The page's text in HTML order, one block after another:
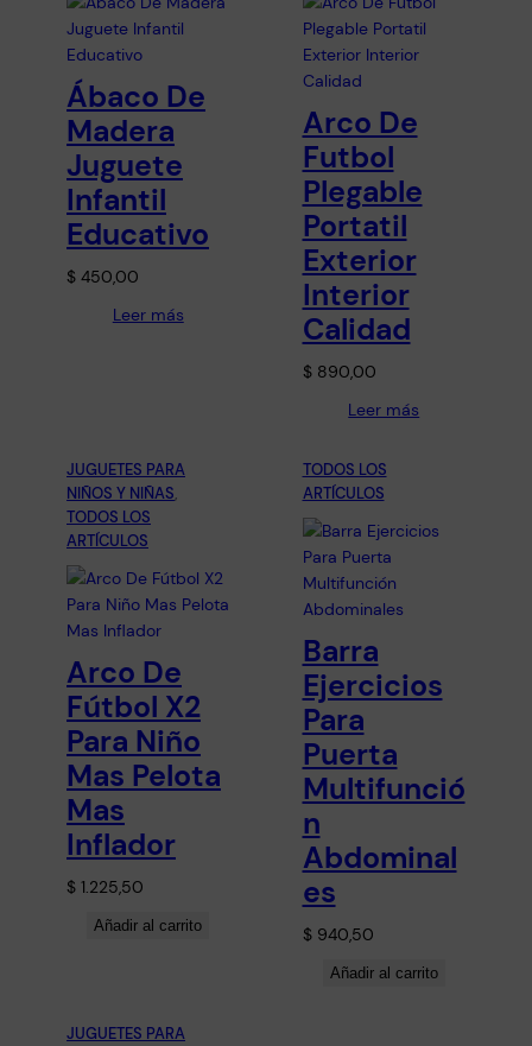
Ábaco De
Madera
Juguete
Infantil
Educativo
$ 450,00
Leer más
Arco De
Futbol
Plegable
Portatil
Exterior
Interior
Calidad
$890,00
Leer más
JUGUETES PARA
NIÑOS Y NIÑAS
TODOS LOS
ARTÍCULOS
Arco De
Fútbol X2
Para Niño
Mas Pelota
Mas
Inflador
$ 1.225,50
Añadir al carrito
TODOS LOS
ARTÍCULOS
Barra
Ejercicios
Para
Puerta
Multifunció
n
Abdominal
es
$940,50
Añadir al carrito
JUGUETES PARA